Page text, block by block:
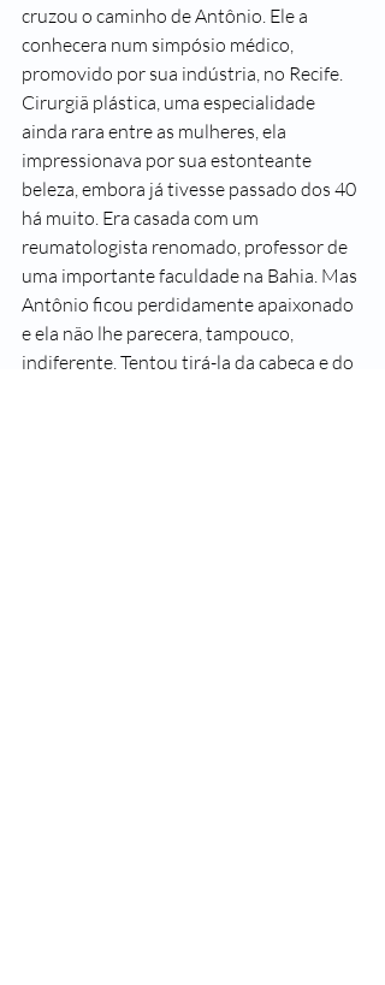
cruzou o caminho de Antônio. Ele a
conhecera num simpósio médico,
promovido por sua indústria, no Recife.
Cirurgiã plástica, uma especialidade
ainda rara entre as mulheres, ela
impressionava por sua estonteante
beleza, embora já tivesse passado dos 40
há muito. Era casada com um
reumatologista renomado, professor de
uma importante faculdade na Bahia. Mas
Antônio ficou perdidamente apaixonado
e ela não lhe parecera, tampouco,
indiferente. Tentou tirá-la da cabeça e do